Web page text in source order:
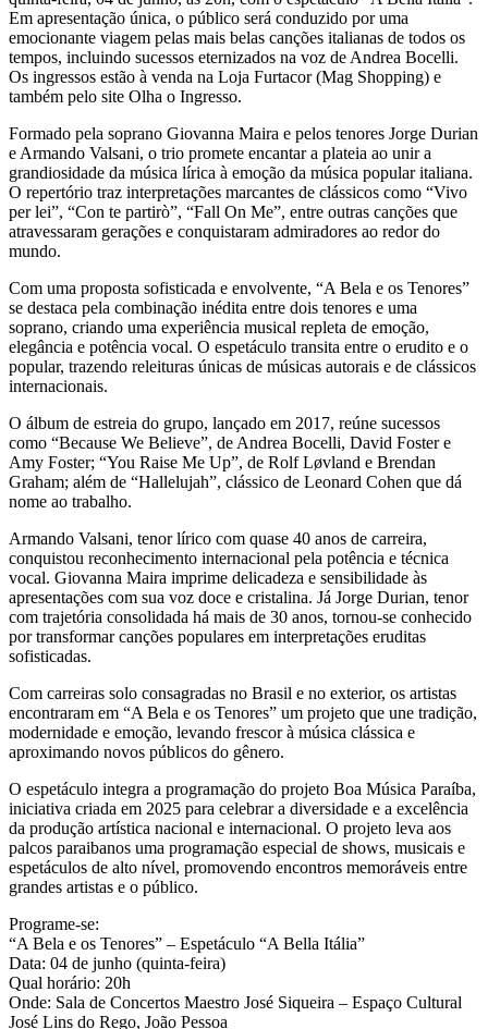
Em apresentação única, o público será conduzido por uma
emocionante viagem pelas mais belas canções italianas de todos os
tempos, incluindo sucessos eternizados na voz de Andrea Bocelli.
Os ingressos estão à venda na Loja Furtacor (Mag Shopping) e
também pelo site Olha o Ingresso.
Formado pela soprano Giovanna Maira e pelos tenores Jorge Durian
e Armando Valsani, o trio promete encantar a plateia ao unir a
grandiosidade da música lírica à emoção da música popular italiana.
O repertório traz interpretações marcantes de clássicos como “Vivo
per lei”, “Con te partirò”, “Fall On Me”, entre outras canções que
atravessaram gerações e conquistaram admiradores ao redor do
mundo.
Com uma proposta sofisticada e envolvente, “A Bela e os Tenores”
se destaca pela combinação inédita entre dois tenores e uma
soprano, criando uma experiência musical repleta de emoção,
elegância e potência vocal. O espetáculo transita entre o erudito e o
popular, trazendo releituras únicas de músicas autorais e de clássicos
internacionais.
O álbum de estreia do grupo, lançado em 2017, reúne sucessos
como “Because We Believe”, de Andrea Bocelli, David Foster e
Amy Foster; “You Raise Me Up”, de Rolf Løvland e Brendan
Graham; além de “Hallelujah”, clássico de Leonard Cohen que dá
nome ao trabalho.
Armando Valsani, tenor lírico com quase 40 anos de carreira,
conquistou reconhecimento internacional pela potência e técnica
vocal. Giovanna Maira imprime delicadeza e sensibilidade às
apresentações com sua voz doce e cristalina. Já Jorge Durian, tenor
com trajetória consolidada há mais de 30 anos, tornou-se conhecido
por transformar canções populares em interpretações eruditas
sofisticadas.
Com carreiras solo consagradas no Brasil e no exterior, os artistas
encontraram em “A Bela e os Tenores” um projeto que une tradição,
modernidade e emoção, levando frescor à música clássica e
aproximando novos públicos do gênero.
O espetáculo integra a programação do projeto Boa Música Paraíba,
iniciativa criada em 2025 para celebrar a diversidade e a excelência
da produção artística nacional e internacional. O projeto leva aos
palcos paraibanos uma programação especial de shows, musicais e
espetáculos de alto nível, promovendo encontros memoráveis entre
grandes artistas e o público.
Programe-se:
“A Bela e os Tenores” – Espetáculo “A Bella Itália”
Data: 04 de junho (quinta-feira)
Qual horário: 20h
Onde: Sala de Concertos Maestro José Siqueira – Espaço Cultural
José Lins do Rego, João Pessoa